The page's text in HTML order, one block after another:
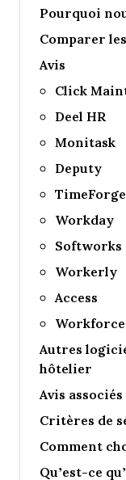
Pourquoi
Comparer
Avis
Click
Deel HR
Monitask
Deputy
TimeForge
Workday
Softworks
Workerly
Access
Workforce
Autres
hôtelier
Avis associés
Critères de
Comment
Qu’est-ce